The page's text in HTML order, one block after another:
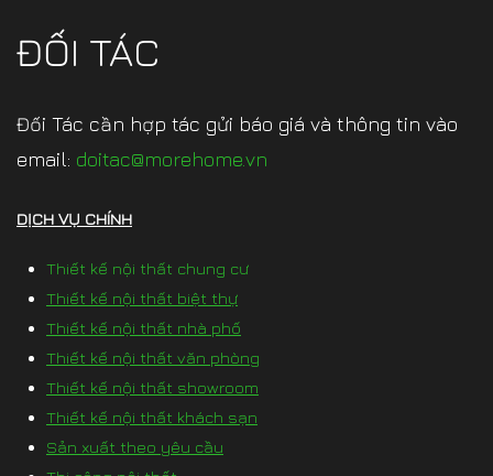
ĐỐI TÁC
Đối Tác cần hợp tác gửi báo giá và thông tin vào
email: doitac@morehome.vn
DỊCH VỤ CHÍNH
Thiết kế nội thất chung cư
Thiết kế nội thất biệt thự
Thiết kế nội thất nhà phố
Thiết kế nội thất văn phòng
Thiết kế nội thất showroom
Thiết kế nội thất khách sạn
Sản xuất theo yêu cầu